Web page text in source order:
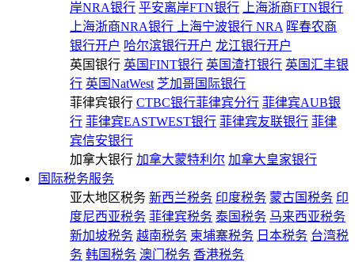
岸NRA银行 平安离岸FTN银行
上海浙商FTN银行
上海浙商NRA银行
上海宁波银行 NRA 晖春农商
银行开户 哈尔滨银行开户 龙江银行开户
英国银行 英国FINT银行 英国渣打银行 英国汇丰银
行 英国NatWest 芝加哥国际银行
菲律宾银行 CTBC银行菲律宾分行 菲律宾AUB银
行 菲律宾EASTWEST银行 菲律宾友联银行 菲律
宾信安银行
加拿大银行 加拿大蒙特利尔 加拿大皇家银行
国际税务服务
亚太地区税务 新西兰税务 印度税务 蒙古国税务 印
度尼西亚税务 菲律宾税务 泰国税务 马来西亚税务
新加坡税务 越南税务 柬埔寨税务 日本税务 台湾税
务 韩国税务 澳门税务 香港税务